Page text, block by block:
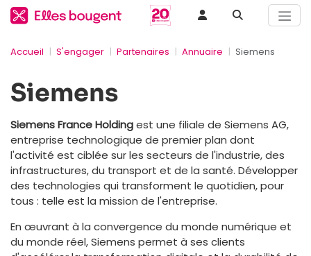
Accueil S'engager Partenaires Annuaire Siemens
Siemens
Siemens France Holdingest une filiale de Siemens AG,
entreprise technologique de premier plan dont
l'activité est ciblée sur les secteurs de l'industrie, des
infrastructures, du transport et de la santé. Développer
des technologies qui transforment le quotidien, pour
tous : telle est la mission de l'entreprise.
En œuvrant à la convergence du monde numérique et
du monde réel, Siemens permet à ses clients